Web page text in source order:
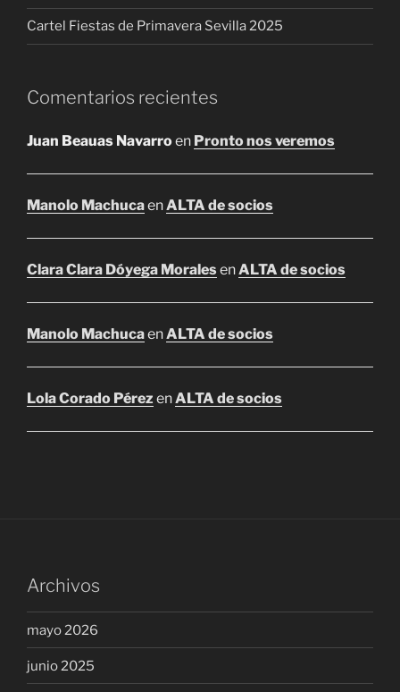
Cartel Fiestas de Primavera Sevilla 2025
Comentarios recientes
Juan Beauas Navarroen Pronto nos veremos
Manolo MachucaenALTA de socios
Clara Clara Dóyega MoralesenALTA de socios
Manolo MachucaenALTA de socios
Lola Corado Pérez enALTA de socios
Archivos
mayo 2026
junio 2025